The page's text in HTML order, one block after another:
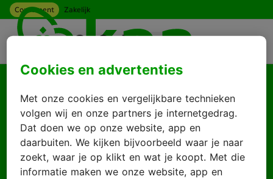
Ga naar hoofdinhoud
Consument Zakelijk
Goed je weer te zien
Log in met je KPN
ID
Cookies en advertenties
Met onze cookies en vergelijkbare technieken
volgen wij en onze partners je internetgedrag.
Dat doen we op onze website, app en
daarbuiten. We kijken bijvoorbeeld waar je naar
zoekt, waar je op klikt en wat je koopt. Met die
informatie maken we onze website, app en